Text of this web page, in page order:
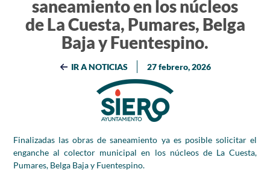
saneamiento en los núcleos
de La Cuesta, Pumares, Belga
Baja y Fuentespino.
IR A NOTICIAS 27 febrero, 2026
Finalizadas las obras de saneamiento ya es posible solicitar el
enganche al colector municipal en los núcleos de La Cuesta,
Pumares, Belga Baja y Fuentespino.